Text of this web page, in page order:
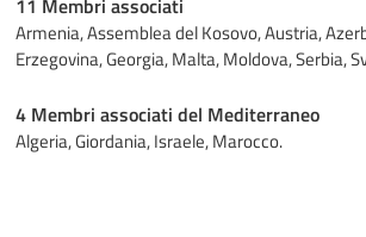
11 Membri associati
Armenia, Assemblea del Kosovo, Austria,
Erzegovina, Georgia, Malta, Moldova, Serbia,
4 Membri associati del Mediterraneo
Algeria, Giordania, Israele, Marocco.